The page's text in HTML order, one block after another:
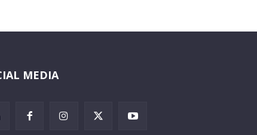
MEDIA